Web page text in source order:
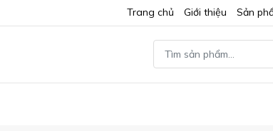
Trang chủ Giới thiệu Sản